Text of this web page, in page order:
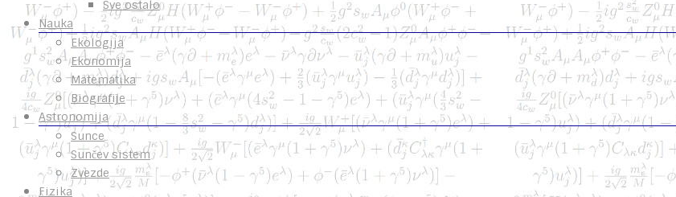
Sve ostalo
Nauka
Ekologija
Ekonomija
Matematika
Biografije
Astronomija
Sunce
Sunčev sistem
Zvezde
Fizika